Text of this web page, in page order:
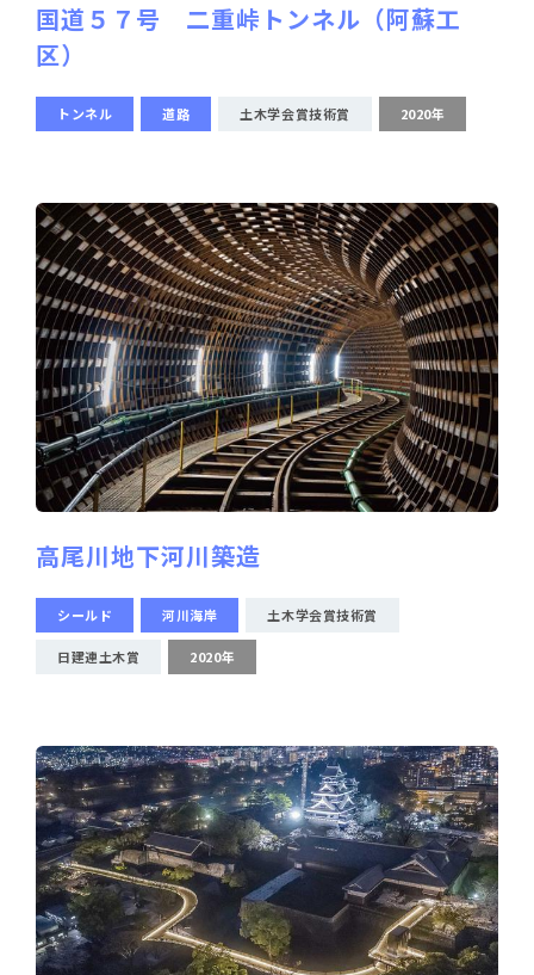
国道５７号 二重峠トンネル（阿蘇工
区）
トンネル 道路 土木学会賞技術賞 2020年
高尾川地下河川築造
シールド 河川海岸 土木学会賞技術賞
日建連土木賞 2020年